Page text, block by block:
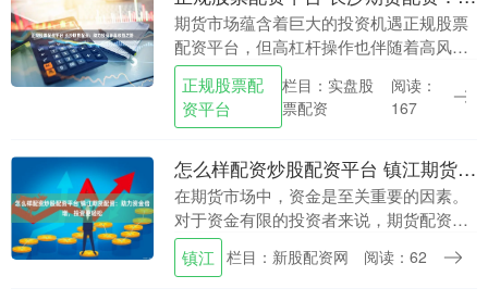
期货市场蕴含着巨大的投资机遇正规股票
配资平台，但高杠杆操作也伴随着高风
险。长沙期货配资应运而生，为投资者提
供了放大收益的有效工具。 配资的优势在
于，它可以放大投....
正规股票配
资平台
栏目：实盘股
票配资
阅读：
167
怎么样配资炒股配资平台 镇江期货配资：助力资金倍增，投资更轻松
在期货市场中，资金是至关重要的因素。
对于资金有限的投资者来说，期货配资可
以提供杠杆作用，助力资金倍增，让投资
变得更加轻松。 配资炒股可以放大收益，
镇江 栏目：新股配资网 阅读：62